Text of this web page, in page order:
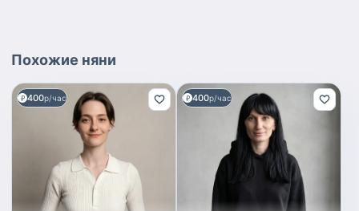
Похожие няни
400р/час 400р/час